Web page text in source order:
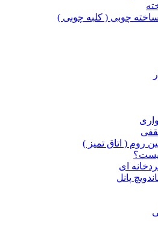
چوبی ( کلبه چوبی )
روم ( اتاق تمیز )
ای
پانل